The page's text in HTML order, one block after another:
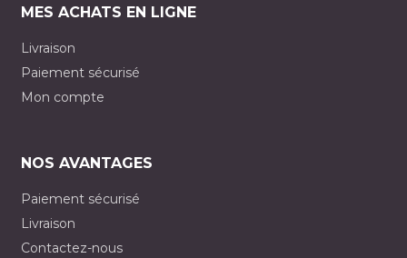
MES ACHATS EN LIGNE
Livraison
Paiement sécurisé
Mon compte
NOS AVANTAGES
Paiement sécurisé
Livraison
Contactez-nous